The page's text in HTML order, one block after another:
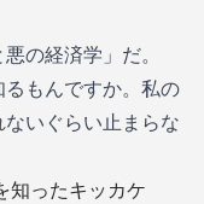
の経済学」だ。
もんですか。私の
いぐらい止まらな
知ったキッカケ